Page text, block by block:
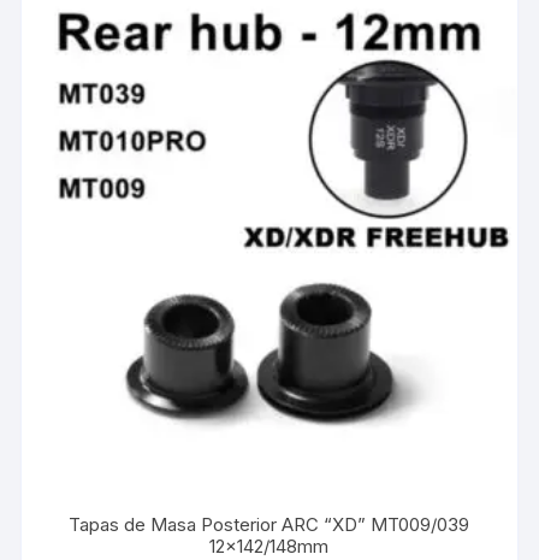
Tapas de Masa Posterior ARC “XD” MT009/039
12×142/148mm